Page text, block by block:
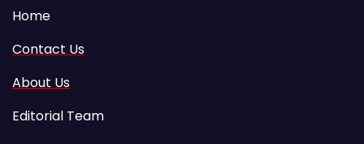
Home
Contact Us
About Us
Editorial Team